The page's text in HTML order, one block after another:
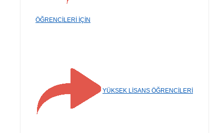
ÖĞRENCİLERİ İÇİN
YÜKSEK LİSANS ÖĞRENCİLERİ